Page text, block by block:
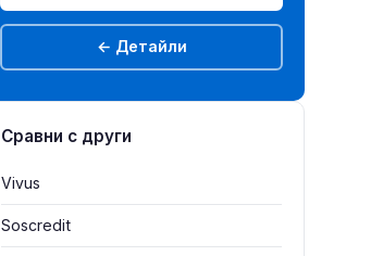
← Детайли
Сравни с други
Vivus
Soscredit